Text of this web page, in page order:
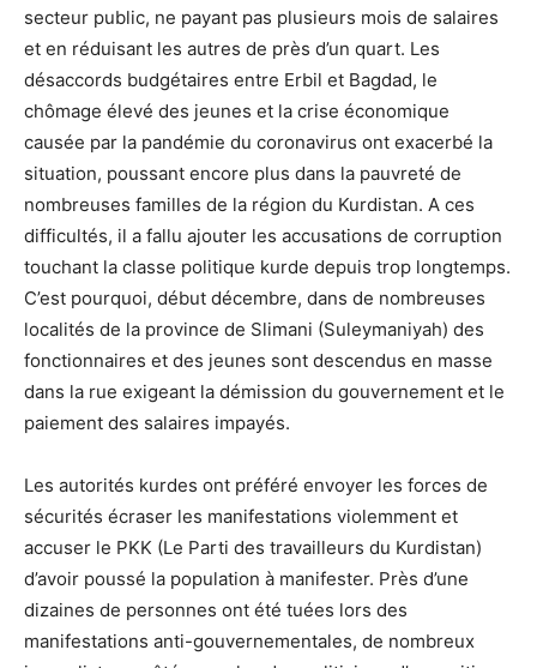
secteur public, ne payant pas plusieurs mois de salaires
et en réduisant les autres de près d’un quart. Les
désaccords budgétaires entre Erbil et Bagdad, le
chômage élevé des jeunes et la crise économique
causée par la pandémie du coronavirus ont exacerbé la
situation, poussant encore plus dans la pauvreté de
nombreuses familles de la région du Kurdistan. A ces
difficultés, il a fallu ajouter les accusations de corruption
touchant la classe politique kurde depuis trop longtemps.
C’est pourquoi, début décembre, dans de nombreuses
localités de la province de Slimani (Suleymaniyah) des
fonctionnaires et des jeunes sont descendus en masse
dans la rue exigeant la démission du gouvernement et le
paiement des salaires impayés.
Les autorités kurdes ont préféré envoyer les forces de
sécurités écraser les manifestations violemment et
accuser le PKK (Le Parti des travailleurs du Kurdistan)
d’avoir poussé la population à manifester. Près d’une
dizaines de personnes ont été tuées lors des
manifestations anti-gouvernementales, de nombreux